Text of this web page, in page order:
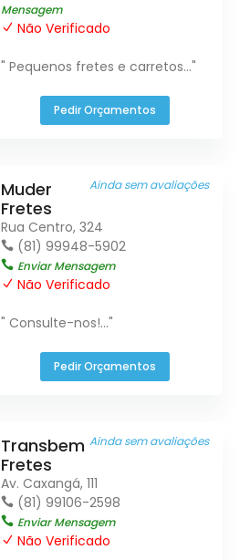
Mensagem
Não Verificado
" Pequenos fretes e carretos..."
Pedir Orçamentos
Ainda sem avaliações
Muder
Fretes
Rua Centro, 324
(81) 99948-5902
Enviar Mensagem
Não Verificado
" Consulte-nos!..."
Pedir Orçamentos
Ainda sem avaliações
Transbem
Fretes
Av. Caxangá, 111
(81) 99106-2598
Enviar Mensagem
Não Verificado